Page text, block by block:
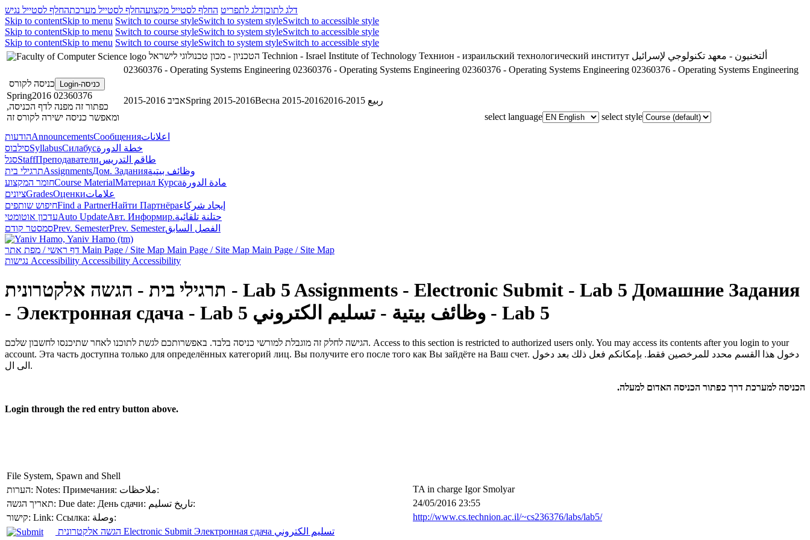
דלג לתוכןדלג לתפריט החלף לסטייל מקצועהחלף לסטייל מערכתהחלף לסטייל נגיש
Skip to contentSkip to menu Switch to course styleSwitch to system styleSwitch to accessible style
Skip to contentSkip to menu Switch to course styleSwitch to system styleSwitch to accessible style
Skip to contentSkip to menu Switch to course styleSwitch to system styleSwitch to accessible style
Technion - Israel Institute of Technology Технион - израильский технологический институт ألتخنيون - معهد تكنولوجي لإسرائيل
02360376 - Operating Systems Engineering 02360376 - Operating Systems Engineering 02360376 - Operating Systems Engineering 02360376 - Operating Systems Engineering
כניסה-Login
כניסה לקורס
02360376 Spring2016
כפתור זה מפנה לדף הכניסה,
ומאפשר כניסה ישירה לקורס זה
אביב 2015-2016Spring 2015-2016Весна 2015-2016
ربيع 2015-2016
select language
select style
הודעותAnnouncementsСообщенияاعلانات
סילבוסSyllabusСилабусخطة الدورة
סגלStaffПреподавателиطاقم التدريس
תרגילי ביתAssignmentsДом. Заданияوظائف بيتية
חומר המקצועCourse MaterialМатериал Курсаمادة الدورة
ציוניםGradesОценкиعلامات
חיפוש שותפיםFind a PartnerНайти Партнёраإيجاد شركاء
עדכון אוטומטיAuto UpdateАвт. Информир.حتلنة تلقائية
סמסטר קודםPrev. SemesterPrev. Semesterالفصل السابق
Main Page / Site Map Main Page / Site Map Main Page / Site Map
Accessibility Accessibility Accessibility
תרגילי בית - הגשה אלקטרונית - Lab 5Assignments - Electronic Submit - Lab 5 Домашние Задания
- Электронная сдача - Lab 5
وظائف بيتية - تسليم الكتروني - Lab 5
הגישה לחלק זה מוגבלת למורשי כניסה בלבד. באפשרותכם לגשת לתוכנו לאחר שתיכנסו לחשבון שלכם. Access to this section is restricted to authorized users only. You may access its contents after you login to your
account. Эта часть доступна только для определённых категорий лиц. Вы получите его после того как Вы зайдёте на Ваш счет. دخول هذا القسم محدد للمرخصين فقط. بإمكانكم فعل ذلك بعد دخول
الى ال.
הכניסה למערכת דרך כפתור הכניסה האדום למעלה.
Login through the red entry button above.
File System, Spawn and Shell
הערות: Notes: Примечания: ملاحظات:
TA in charge Igor Smolyar
תאריך הגשה: Due date: День сдачи: تاريخ تسليم:
24/05/2016 23:55
קישור: Link: Ссылка: وصلة:
http://www.cs.technion.ac.il/~cs236376/labs/lab5/
Electronic Submit Электронная сдача تسليم الكتروني